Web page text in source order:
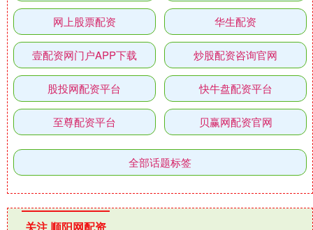
网上股票配资 华生配资
壹配资网门户APP下载 炒股配资咨询官网
股投网配资平台 快牛盘配资平台
至尊配资平台 贝赢网配资官网
全部话题标签